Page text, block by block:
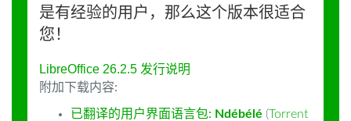
是有经验的用户，那么这个版本很适合
您！
LibreOffice 26.2.5 发行说明
附加下载内容:
已翻译的用户界面语言包: Ndébélé (Torrent